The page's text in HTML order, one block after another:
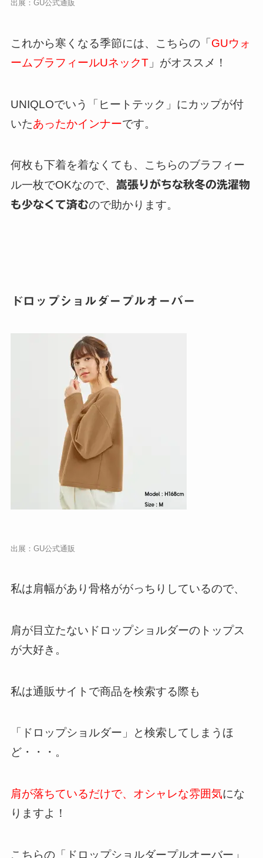
出展： GU公式通販
これから寒くなる季節には、こちらの「 GUウォ
ームブラフィールUネックT」がオススメ！
UNIQLOでいう「ヒートテック」にカップが付
いたあったかインナーです。
何枚も下着を着なくても、こちらのブラフィー
ル一枚でOKなので、 嵩張りがちな秋冬の洗濯物
も少なくて済むので助かります。
ドロップショルダープルオーバー
出展： GU公式通販
私は肩幅があり骨格ががっちりしているので、
肩が目立たないドロップショルダーのトップス
が大好き。
私は通販サイトで商品を検索する際も
「ドロップショルダー」と検索してしまうほ
ど・・・。
肩が落ちているだけで、オシャレな雰囲気にな
りますよ！
こちらの「ドロップショルダープルオーバー」